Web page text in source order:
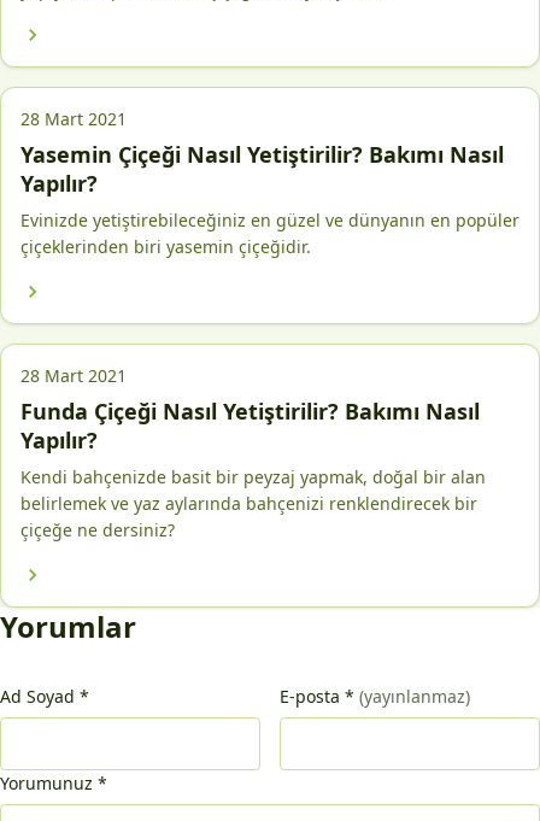
28 Mart 2021
Yasemin Çiçeği Nasıl Yetiştirilir? Bakımı Nasıl
Yapılır?
Evinizde yetiştirebileceğiniz en güzel ve dünyanın en popüler
çiçeklerinden biri yasemin çiçeğidir.
28 Mart 2021
Funda Çiçeği Nasıl Yetiştirilir? Bakımı Nasıl
Yapılır?
Kendi bahçenizde basit bir peyzaj yapmak, doğal bir alan
belirlemek ve yaz aylarında bahçenizi renklendirecek bir
çiçeğe ne dersiniz?
Yorumlar
Ad Soyad * E-posta * (yayınlanmaz)
Yorumunuz *